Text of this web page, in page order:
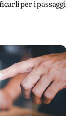
per i passaggi